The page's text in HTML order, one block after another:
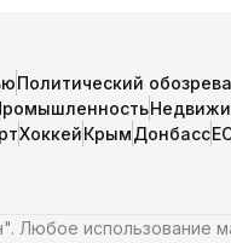
Политический
ХоккейКрымДонбасс
Любое использование